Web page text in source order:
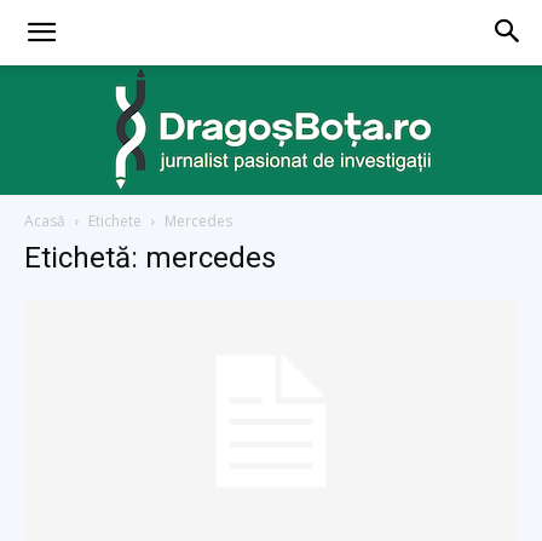
dragosbota.ro
Acasă Etichete Mercedes
Etichetă: mercedes